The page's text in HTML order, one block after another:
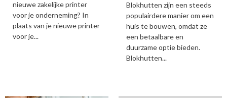
nieuwe zakelijke printer
voor je onderneming? In
plaats van je nieuwe printer
voor je...
Blokhutten zijn een steeds
populairdere manier om een
huis te bouwen, omdat ze
een betaalbare en
duurzame optie bieden.
Blokhutten...